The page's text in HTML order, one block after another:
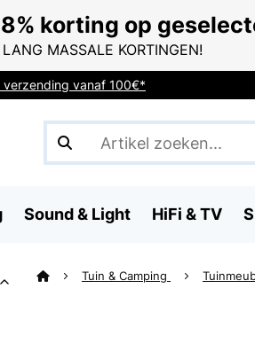
korting op
MASSALE KORTINGEN!
verzending vanaf 100€*
Sound & Light HiFi & TV
Tuin & Camping